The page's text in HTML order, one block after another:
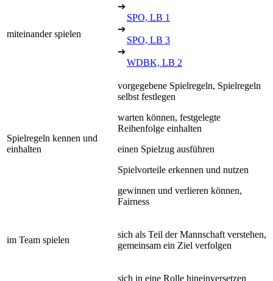
miteinander spielen
➔
SPO, LB 1
➔
SPO, LB 3
➔
WDBK, LB 2
Spielregeln kennen und
einhalten
vorgegebene Spielregeln, Spielregeln
selbst festlegen
warten können, festgelegte
Reihenfolge einhalten
einen Spielzug ausführen
Spielvorteile erkennen und nutzen
gewinnen und verlieren können,
Fairness
im Team spielen
sich als Teil der Mannschaft verstehen,
gemeinsam ein Ziel verfolgen
sich in eine Rolle hineinversetzen